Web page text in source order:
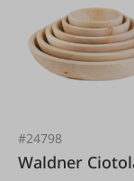
#24798
Waldner Ciotola in